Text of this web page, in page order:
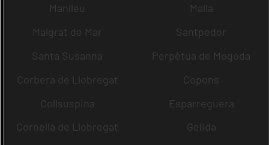
Manlleu
Malla
Malgrat de Mar
Santpedor
Santa Susanna
Perpètua de Mogoda
Corbera de Llobregat
Copons
Collsuspina
Esparreguera
Cornellà de Llobregat
Gelida